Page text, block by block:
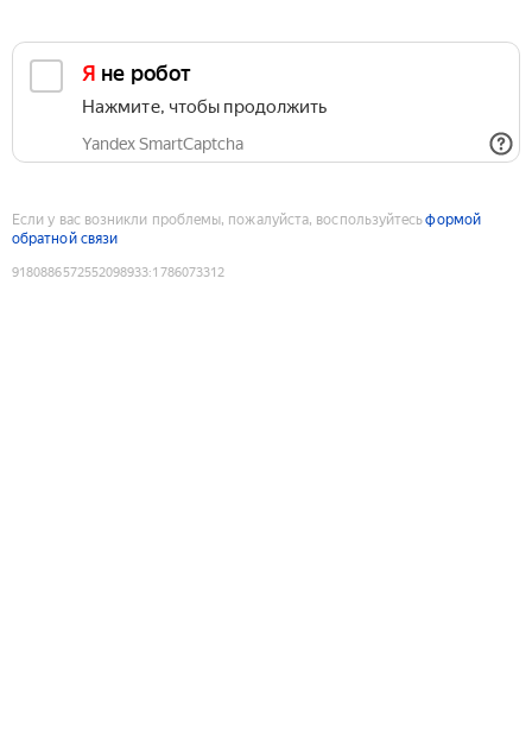
Я не робот
Нажмите, чтобы продолжить
Yandex SmartCaptcha
Если у вас возникли проблемы, пожалуйста, воспользуйтесьформой
обратной связи
9180886572552098933:1786073312